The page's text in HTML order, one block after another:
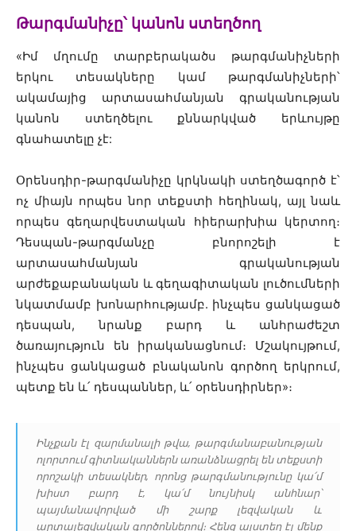
Թարգմանիչը՝ կանոն ստեղծող
«Իմ մղումը տարբերակածս թարգմանիչների
երկու տեսակները կամ թարգմանիչների՝
ակամայից արտասահմանյան գրականության
կանոն ստեղծելու քննարկված երևույթը
գնահատելը չէ:
Օրենսդիր-թարգմանիչը կրկնակի ստեղծագործ է՝
ոչ միայն որպես նոր տեքստի հեղինակ, այլ նաև
որպես գեղարվեստական ​​հիերարխիա կերտող։
Դեսպան-թարգմանչը բնորոշելի է
արտասահմանյան գրականության
արժեքաբանական և գեղագիտական ​​լուծումների
նկատմամբ խոնարհությամբ. ինչպես ցանկացած
դեսպան, նրանք բարդ և անհրաժեշտ
ծառայություն են իրականացնում։ Մշակույթում,
ինչպես ցանկացած բնականոն գործող երկրում,
պետք են և՛ դեսպաններ, և՛ օրենսդիրներ»։
Ինչքան էլ զարմանալի թվա, թարգմանաբանության
ոլորտում գիտնականներն առանձնացրել են տեքստի
որոշակի տեսակներ, որոնց թարգմանությունը կա՛մ
խիստ բարդ է, կա՛մ նույնիսկ անհնար՝
պայմանավորված մի շարք լեզվական և
արտալեզվական գործոններով։ Հենց այստեղ էլ մենք